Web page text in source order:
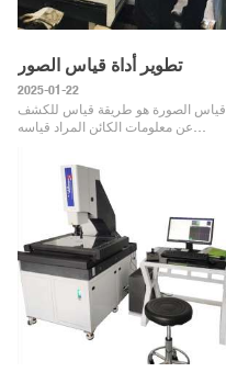
تطوير أداة قياس الصور
2025-01-22
قياس الصورة هو طريقة قياس للكشف
عن معلومات الكائن المراد قياسه
إشارات مفيدة من الصور وقياسها بناءً
على تحليل الصور والتعرف عليها. أدا